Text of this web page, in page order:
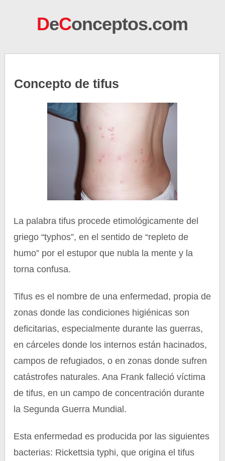
DeConceptos.com
Concepto de tifus
La palabra tifus procede etimológicamente del
griego “typhos”, en el sentido de “repleto de
humo” por el estupor que nubla la mente y la
torna confusa.
Tifus es el nombre de una enfermedad, propia de
zonas donde las condiciones higiénicas son
deficitarias, especialmente durante las guerras,
en cárceles donde los internos están hacinados,
campos de refugiados, o en zonas donde sufren
catástrofes naturales. Ana Frank falleció víctima
de tifus, en un campo de concentración durante
la Segunda Guerra Mundial.
Esta enfermedad es producida por las siguientes
bacterias: Rickettsia typhi, que origina el tifus